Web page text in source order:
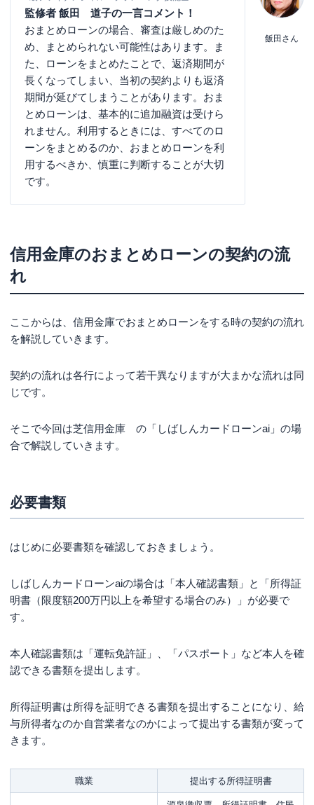
監修者 飯田 道子の一言コメント！
おまとめローンの場合、審査は厳しめのた
め、まとめられない可能性はあります。ま
た、ローンをまとめたことで、返済期間が
長くなってしまい、当初の契約よりも返済
期間が延びてしまうことがあります。おま
とめローンは、基本的に追加融資は受けら
れません。利用するときには、すべてのロ
ーンをまとめるのか、おまとめローンを利
用するべきか、慎重に判断することが大切
です。
飯田さん
信用金庫のおまとめローンの契約の流
れ
ここからは、信用金庫でおまとめローンをする時の契約の流れ
を解説していきます。
契約の流れは各行によって若干異なりますが大まかな流れは同
じです。
そこで今回は芝信用金庫 の「しばしんカードローンai」の場
合で解説していきます。
必要書類
はじめに必要書類を確認しておきましょう。
しばしんカードローンaiの場合は「本人確認書類」と「所得証
明書（限度額200万円以上を希望する場合のみ）」が必要で
す。
本人確認書類は「運転免許証」、「パスポート」など本人を確
認できる書類を提出します。
所得証明書は所得を証明できる書類を提出することになり、給
与所得者なのか自営業者なのかによって提出する書類が変って
きます。
職業 提出する所得証明書